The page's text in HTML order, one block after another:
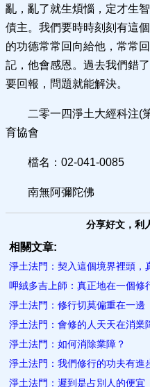
亂，亂了就生煩惱，定才生
債主。我們要時時刻刻有這
的功德常常回向給他，常常
記，他會感恩。過去我們錯
要回報，問題就能解決。
二零一四淨土大經科注(
育協會
檔名：02-041-0085
南無阿彌陀佛
分享好文，利
相關文章:
淨土法門：契入這個境界裡頭
呷絨多吉上師：真正地在一個修
淨土法門：修行切莫偏重在一邊
淨土法門：會修的人天天在消業​
淨土法門：如何消除業障？
淨土法門：我們修行的功夫有進
淨土法門：遲到是占別人的便宜